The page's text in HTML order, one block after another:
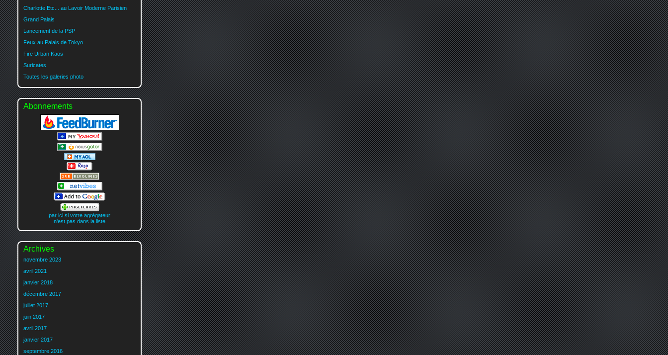
Charlotte Etc... au Lavoir Moderne Parisien
Grand Palais
Lancement de la PSP
Feux au Palais de Tokyo
Fire Urban Kaos
Suricates
Toutes les galeries photo
Abonnements
par ici si votre agrégateur
n'est pas dans la liste
Archives
novembre 2023
avril 2021
janvier 2018
décembre 2017
juillet 2017
juin 2017
avril 2017
janvier 2017
septembre 2016